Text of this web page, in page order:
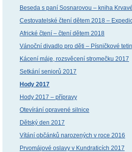
Beseda s paní Sosnarovou – kniha
Cestovatelské čtení dětem 2018 –
Africké čtení – čtení dětem 2018
Vánoční divadlo pro děti – Písničkové
Kácení máje, rozsvěcení stromečku 2017
Setkání seniorů 2017
Hody 2017
Hody 2017 – přípravy
Otevírání opravené silnice
Dětský den 2017
Vítání občánků narozených v roce 2016
Prvomájové oslavy v Kundraticích 2017